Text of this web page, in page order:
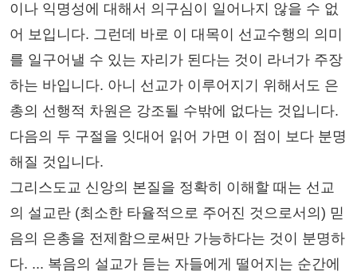
이나 익명성에 대해서 의구심이 일어나지 않을 수 없
어 보입니다. 그런데 바로 이 대목이 선교수행의 의미
를 일구어낼 수 있는 자리가 된다는 것이 라너가 주장
하는 바입니다. 아니 선교가 이루어지기 위해서도 은
총의 선행적 차원은 강조될 수밖에 없다는 것입니다.
다음의 두 구절을 잇대어 읽어 가면 이 점이 보다 분명
해질 것입니다.
그리스도교 신앙의 본질을 정확히 이해할 때는 선교
의 설교란 (최소한 타율적으로 주어진 것으로서의) 믿
음의 은총을 전제함으로써만 가능하다는 것이 분명하
다. ... 복음의 설교가 듣는 자들에게 떨어지는 순간에